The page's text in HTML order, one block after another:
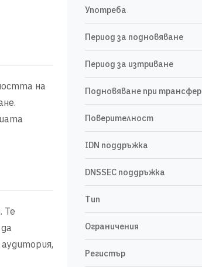
на
Те
Употреба
Период за подновяване
Период за изтриване
Подновяване при трансфер
Поверителност
IDN поддръжка
DNSSEC поддръжка
Тип
Ограничения
Регистър